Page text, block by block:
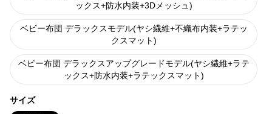
ックス+防水内装+3Dメッシュ)
ベビー布団 デラックスモデル(ヤシ繊維+不織布内装+ラテッ
クスマット)
ベビー布団 デラックスアップグレードモデル(ヤシ繊維+ラテ
ックス+防水内装+ラテックスマット)
サイズ